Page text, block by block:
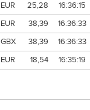
EUR 25,28
16:36:15
EUR 38,39
16:36:33
GBX 38,39
16:36:33
EUR 18,54
16:35:19